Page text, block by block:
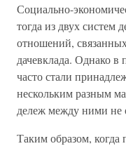
Социально-
тогда из двух систем
отношений,
дачевклада. Однако
часто стали
нескольким разным
дележ между ними не
Таким образом,